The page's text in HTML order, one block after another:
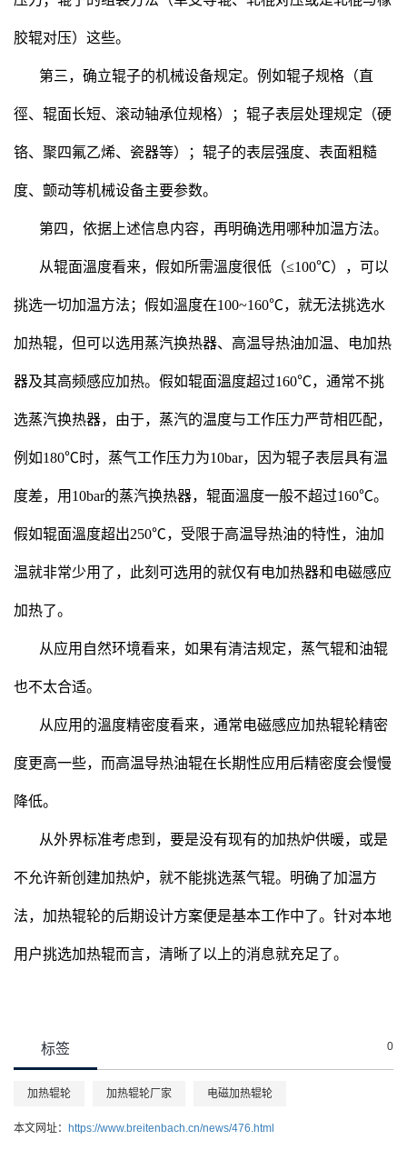
胶辊对压）这些。
第三，确立辊子的机械设备规定。例如辊子规格（直
徑、辊面长短、滚动轴承位规格）；辊子表层处理规定（硬
铬、聚四氟乙烯、瓷器等）；辊子的表层强度、表面粗糙
度、颤动等机械设备主要参数。
第四，依据上述信息内容，再明确选用哪种加温方法。
从辊面溫度看来，假如所需溫度很低（≤100℃），可以
挑选一切加温方法；假如溫度在100~160℃，就无法挑选水
加热辊，但可以选用蒸汽换热器、高温导热油加温、电加热
器及其高频感应加热。假如辊面溫度超过160℃，通常不挑
选蒸汽换热器，由于，蒸汽的温度与工作压力严苛相匹配，
例如180℃时，蒸气工作压力为10bar，因为辊子表层具有温
度差，用10bar的蒸汽换热器，辊面溫度一般不超过160℃。
假如辊面溫度超出250℃，受限于高温导热油的特性，油加
温就非常少用了，此刻可选用的就仅有电加热器和电磁感应
加热了。
从应用自然环境看来，如果有清洁规定，蒸气辊和油辊
也不太合适。
从应用的溫度精密度看来，通常电磁感应加热辊轮精密
度更高一些，而高温导热油辊在长期性应用后精密度会慢慢
降低。
从外界标准考虑到，要是没有现有的加热炉供暖，或是
不允许新创建加热炉，就不能挑选蒸气辊。明确了加温方
法，加热辊轮的后期设计方案便是基本工作中了。针对本地
用户挑选加热辊而言，清晰了以上的消息就充足了。
标签 0
加热辊轮 加热辊轮厂家 电磁加热辊轮
本文网址： https://www.breitenbach.cn/news/476.html